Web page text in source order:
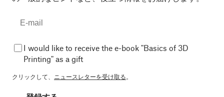
I would like to receive the e-book "Basics of 3D
Printing" as a gift
クリックして、 ニュースレターを受け取る。